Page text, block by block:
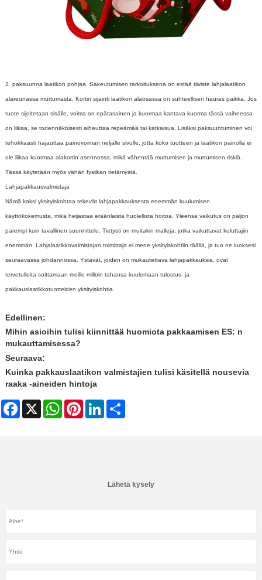
2. paksuunna laatikon pohjaa. Sakeutumisen tarkoituksena on estää tiiviste lahjalaatikon
alareunassa murtumasta. Kortin sijainti laatikon alaosassa on suhteellisen hauras paikka. Jos
tuote sijoitetaan sisälle, voima on epätasainen ja kuormaa kantava kuorma tässä vaiheessa
on liikaa, se todennäköisesti aiheuttaa repeämää tai katkaisua. Lisäksi paksuuntuminen voi
tehokkaasti hajauttaa painovoiman neljälle sivulle, jotta koko tuotteen ja laatikon painolla ei
ole liikaa kuormaa alakortin asennossa, mikä vähentää murtumisen ja murtumisen riskiä.
Tässä käytetään myös vähän fysiikan tietämystä.
Lahjapakkausvalmistaja
Nämä kaksi yksityiskohtaa tekevät lahjapakkauksesta enemmän kuulumisen
käyttökokemusta, mikä heijastaa eräänlaista huolellista hoitoa. Yleensä vaikutus on paljon
parempi kuin tavallinen suunnittelu. Tietysti on muitakin malleja, jotka vaikuttavat kuluttajiin
enemmän. Lahjalaatikkovalmistajan toimittaja ei mene yksityiskohtiin täällä, ja tuo ne luoksesi
seuraavassa johdannossa. Ystävät, joiden on mukautettava lahjapakkauksia, ovat
tervetulleita soittamaan meille milloin tahansa kuulemaan tulostus- ja
pakkauslaatikkotuotteiden yksityiskohtia.
Edellinen:
Mihin asioihin tulisi kiinnittää huomiota pakkaamisen ES: n
mukauttamisessa?
Seuraava:
Kuinka pakkauslaatikon valmistajien tulisi käsitellä nousevia
raaka -aineiden hintoja
Facebook WhatsAppPinterest LinkedIn
Lähetä kysely